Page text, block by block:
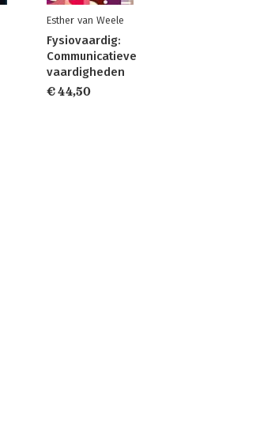
Esther van Weele
Fysiovaardig:
Communicatieve
vaardigheden
€ 44,50